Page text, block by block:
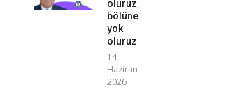
oluruz,
bölünerek
yok
oluruz!”
14
Haziran
2026